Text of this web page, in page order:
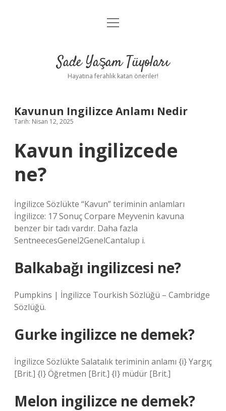
Anasayfa
Yasal Uyarı
menüyü
Sade Yaşam Tüyoları
Hayatına ferahlık katan öneriler!
Kavunun Ingilizce Anlamı Nedir
Tarih: Nisan 12, 2025
Kavun ingilizcede
ne?
İngilizce Sözlükte “Kavun” teriminin anlamları
İngilizce: 17 Sonuç Corpare Meyvenin kavuna
benzer bir tadı vardır. Daha fazla
SentneecesGenel2GenelCantalup i.
Balkabağı ingilizcesi ne?
Pumpkins | İngilizce Tourkish Sözlüğü – Cambridge
Sözlüğü.
Gurke ingilizce ne demek?
İngilizce Sözlükte Salatalık teriminin anlamı {i} Yargıç
[Brit.] {I} Öğretmen [Brit.] {I} müdür [Brit.]
Melon ingilizce ne demek?